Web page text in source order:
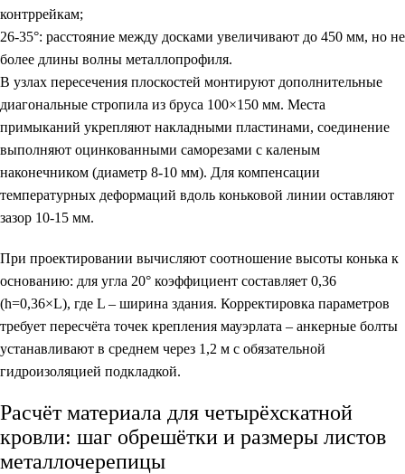
контррейкам;
26-35°: расстояние между досками увеличивают до 450 мм, но не
более длины волны металлопрофиля.
В узлах пересечения плоскостей монтируют дополнительные
диагональные стропила из бруса 100×150 мм. Места
примыканий укрепляют накладными пластинами, соединение
выполняют оцинкованными саморезами с каленым
наконечником (диаметр 8-10 мм). Для компенсации
температурных деформаций вдоль коньковой линии оставляют
зазор 10-15 мм.
При проектировании вычисляют соотношение высоты конька к
основанию: для угла 20° коэффициент составляет 0,36
(h=0,36×L), где L – ширина здания. Корректировка параметров
требует пересчёта точек крепления мауэрлата – анкерные болты
устанавливают в среднем через 1,2 м с обязательной
гидроизоляцией подкладкой.
Расчёт материала для четырёхскатной
кровли: шаг обрешётки и размеры листов
металлочерепицы